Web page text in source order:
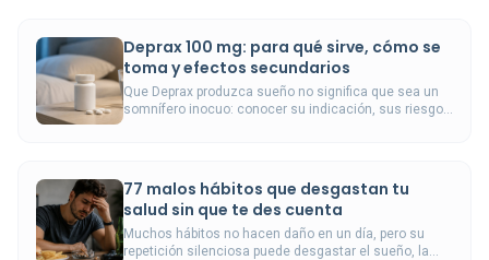
Deprax 100 mg: para qué sirve, cómo se
toma y efectos secundarios
Que Deprax produzca sueño no significa que sea un
somnífero inocuo: conocer su indicación, sus riesgos
77 malos hábitos que desgastan tu
salud sin que te des cuenta
Muchos hábitos no hacen daño en un día, pero su
repetición silenciosa puede desgastar el sueño, la